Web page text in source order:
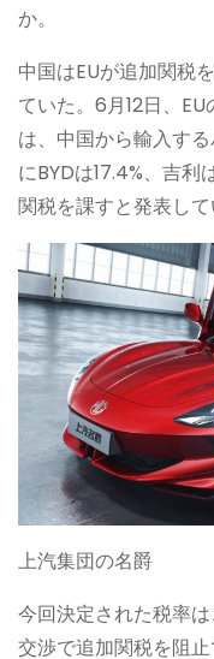
か。
中国はEUが追加関税
ていた。6月12日、
は、中国から輸入す
にBYDは17.4%、吉利
関税を課すと発表して
上汽集団の名爵
今回決定された税率
交渉で追加関税を阻